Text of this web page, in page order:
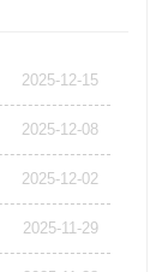
2025-12-15
2025-12-08
2025-12-02
2025-11-29